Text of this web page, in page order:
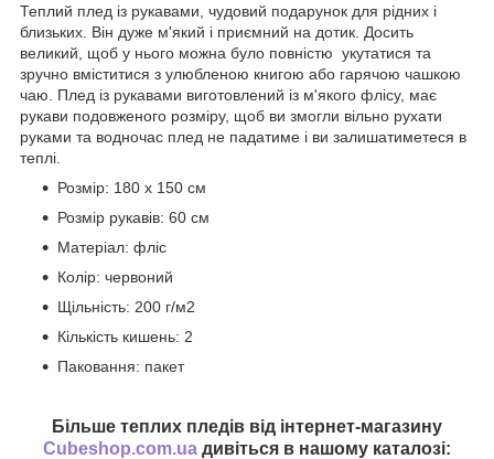
Теплий плед із рукавами, чудовий подарунок для рідних і
близьких. Він дуже м'який і приємний на дотик. Досить
великий, щоб у нього можна було повністю укутатися та
зручно вміститися з улюбленою книгою або гарячою чашкою
чаю. Плед із рукавами виготовлений із м'якого флісу, має
рукави подовженого розміру, щоб ви змогли вільно рухати
руками та водночас плед не падатиме і ви залишатиметеся в
теплі.
Розмір: 180 х 150 см
Розмір рукавів: 60 см
Матеріал: фліс
Колір: червоний
Щільність: 200 г/м2
Кількість кишень: 2
Паковання: пакет
Більше теплих пледів від інтернет-магазину
Cubeshop.com.ua дивіться в нашому каталозі: